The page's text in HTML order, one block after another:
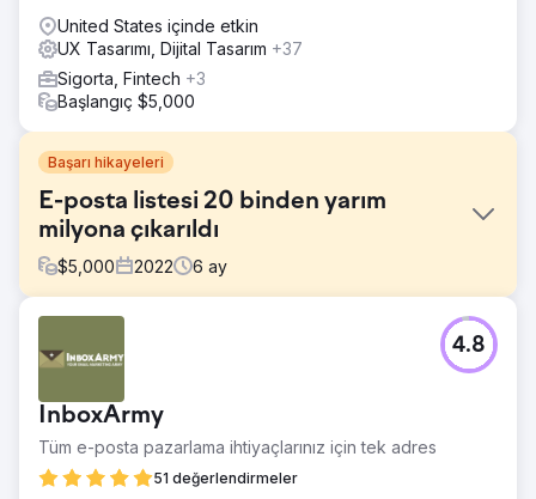
United States içinde etkin
UX Tasarımı, Dijital Tasarım +37
Sigorta, Fintech +3
Başlangıç $5,000
Başarı hikayeleri
E-posta listesi 20 binden yarım
milyona çıkarıldı
$5,000 2022 6 ay
Reflectly, sağlık ve fitness uygulamaları dünyasının 1
numaralı günlük kaydı uygulamasıdır. E-posta tasarımı,
markalama, strateji, otomasyon ve optimizasyon
konularında yardıma ihtiyaçları vardı.
Çözüm
Birinci Aşama: Katılım Formlarını Optimize Ederek
InboxArmy
Tüm e-posta pazarlama ihtiyaçlarınız için tek adres
51 değerlendirmeler
4.8